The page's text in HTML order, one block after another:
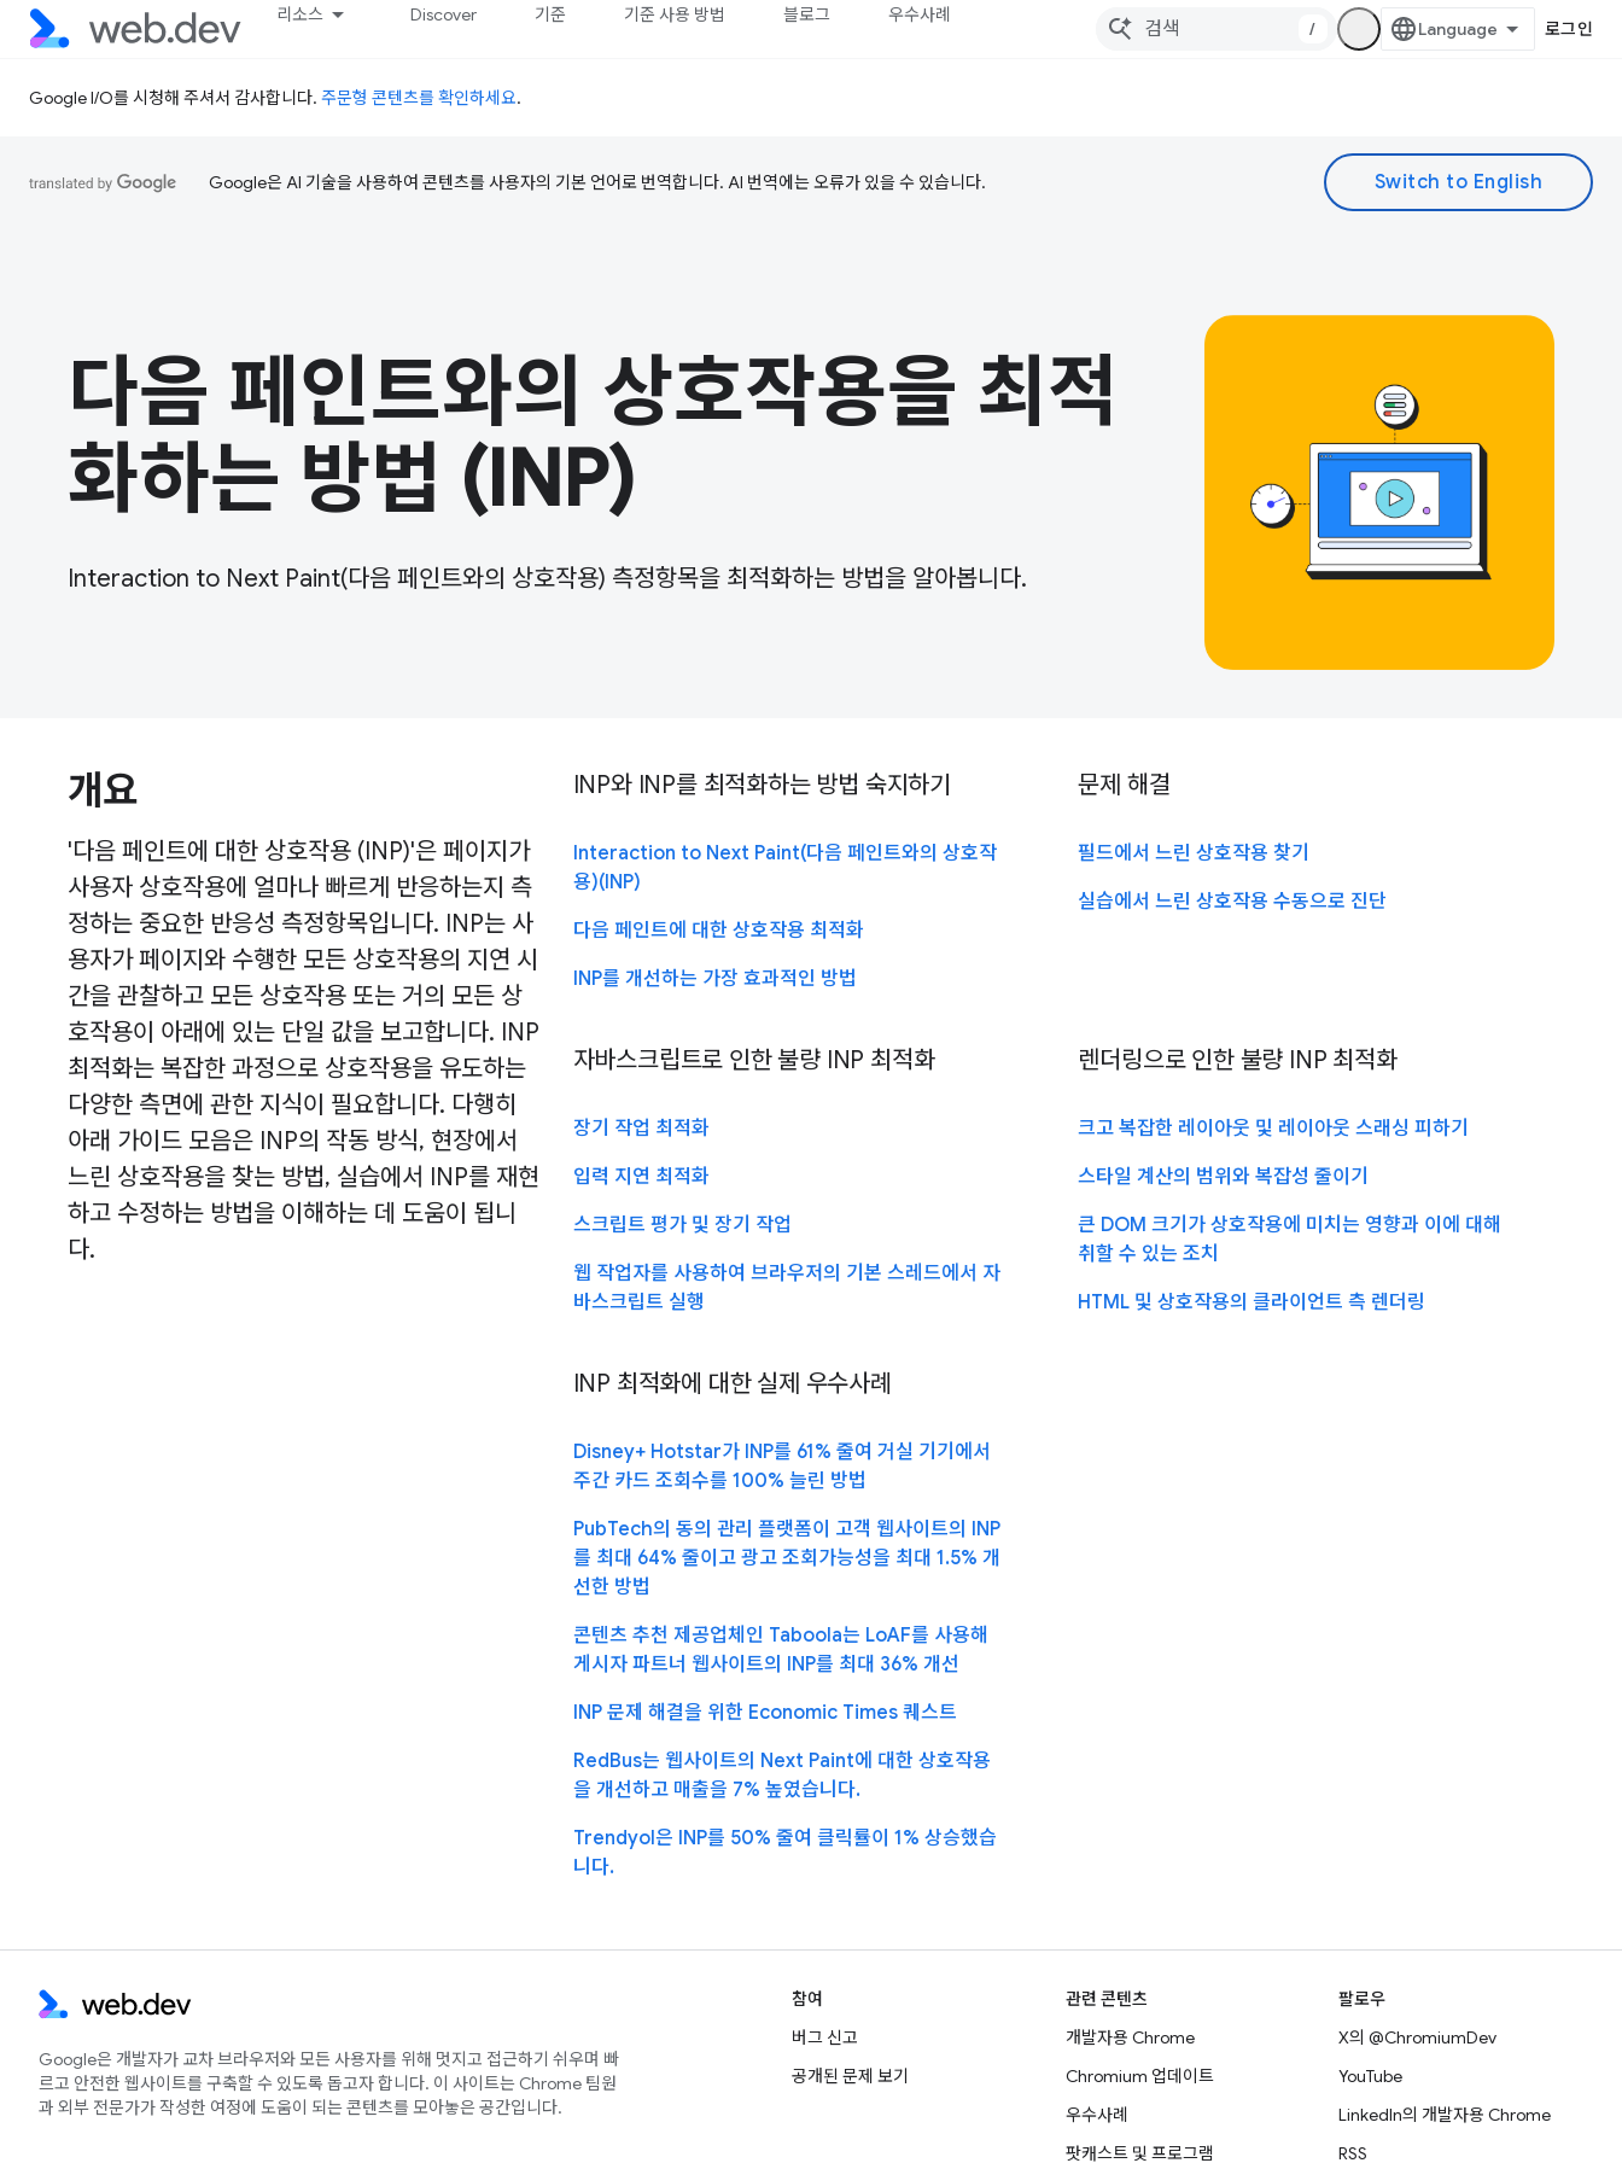
리소스 Discover 기준 기준 사용 방법 블로그 우수사례
/ 로그인
Google I/O를 시청해 주셔서 감사합니다. 주문형 콘텐츠를 확인하세요.
Google은 AI 기술을 사용하여 콘텐츠를 사용자의 기본 언어로 번역합니다. AI 번역에는 오류가 있을 수 있습니다.
다음 페인트와의 상호작용을 최적
화하는 방법 (INP)
Interaction to Next Paint(다음 페인트와의 상호작용) 측정항목을 최적화하는 방법을 알아봅니다.
개요
'다음 페인트에 대한 상호작용 (INP)'은 페이지가
사용자 상호작용에 얼마나 빠르게 반응하는지 측
정하는 중요한 반응성 측정항목입니다. INP는 사
용자가 페이지와 수행한 모든 상호작용의 지연 시
간을 관찰하고 모든 상호작용 또는 거의 모든 상
호작용이 아래에 있는 단일 값을 보고합니다. INP
최적화는 복잡한 과정으로 상호작용을 유도하는
다양한 측면에 관한 지식이 필요합니다. 다행히
아래 가이드 모음은 INP의 작동 방식, 현장에서
느린 상호작용을 찾는 방법, 실습에서 INP를 재현
하고 수정하는 방법을 이해하는 데 도움이 됩니
다.
INP와 INP를 최적화하는 방법 숙지하기
Interaction to Next Paint(다음 페인트와의 상호작
용)(INP)
다음 페인트에 대한 상호작용 최적화
INP를 개선하는 가장 효과적인 방법
문제 해결
필드에서 느린 상호작용 찾기
실습에서 느린 상호작용 수동으로 진단
자바스크립트로 인한 불량 INP 최적화
장기 작업 최적화
입력 지연 최적화
스크립트 평가 및 장기 작업
웹 작업자를 사용하여 브라우저의 기본 스레드에서 자
바스크립트 실행
렌더링으로 인한 불량 INP 최적화
크고 복잡한 레이아웃 및 레이아웃 스래싱 피하기
스타일 계산의 범위와 복잡성 줄이기
큰 DOM 크기가 상호작용에 미치는 영향과 이에 대해
취할 수 있는 조치
HTML 및 상호작용의 클라이언트 측 렌더링
INP 최적화에 대한 실제 우수사례
Disney+ Hotstar가 INP를 61% 줄여 거실 기기에서
주간 카드 조회수를 100% 늘린 방법
PubTech의 동의 관리 플랫폼이 고객 웹사이트의 INP
를 최대 64% 줄이고 광고 조회가능성을 최대 1.5% 개
선한 방법
콘텐츠 추천 제공업체인 Taboola는 LoAF를 사용해
게시자 파트너 웹사이트의 INP를 최대 36% 개선
INP 문제 해결을 위한 Economic Times 퀘스트
RedBus는 웹사이트의 Next Paint에 대한 상호작용
을 개선하고 매출을 7% 높였습니다.
Trendyol은 INP를 50% 줄여 클릭률이 1% 상승했습
니다.
Google은 개발자가 교차 브라우저와 모든 사용자를 위해 멋지고 접근하기 쉬우며 빠
르고 안전한 웹사이트를 구축할 수 있도록 돕고자 합니다. 이 사이트는 Chrome 팀원
과 외부 전문가가 작성한 여정에 도움이 되는 콘텐츠를 모아놓은 공간입니다.
참여
버그 신고
공개된 문제 보기
관련 콘텐츠
개발자용 Chrome
Chromium 업데이트
우수사례
팟캐스트 및 프로그램
팔로우
X의 @ChromiumDev
YouTube
LinkedIn의 개발자용 Chrome
RSS